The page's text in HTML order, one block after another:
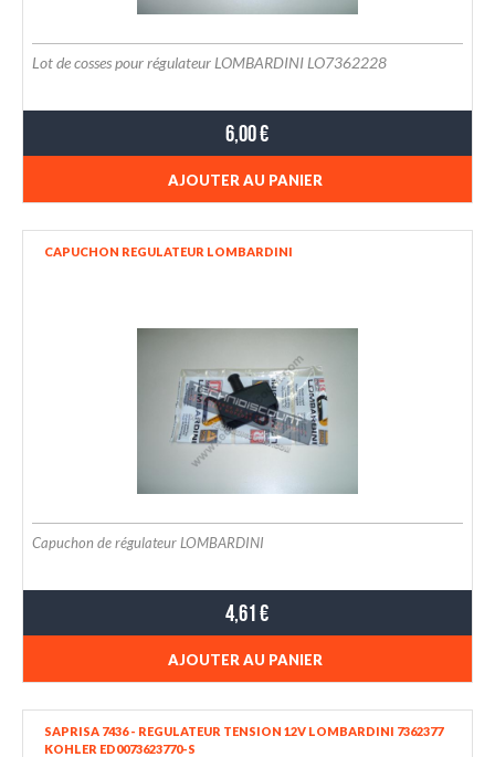
Lot de cosses pour régulateur LOMBARDINI LO7362228
6,00 €
AJOUTER AU PANIER
CAPUCHON REGULATEUR LOMBARDINI
Capuchon de régulateur LOMBARDINI
4,61 €
AJOUTER AU PANIER
SAPRISA 7436 - REGULATEUR TENSION 12V LOMBARDINI 7362377
KOHLER ED0073623770-S